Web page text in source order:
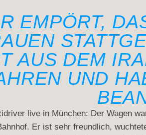
EMPÖRT,
AUS DEM
UND
live in München: Der Wagen
Er ist sehr freundlich,